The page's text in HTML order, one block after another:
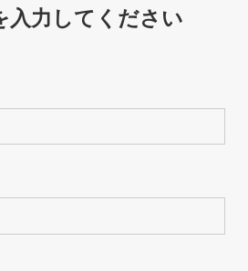
入力してください